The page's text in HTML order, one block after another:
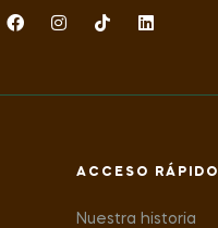
ACCESO RÁPIDO
Nuestra historia